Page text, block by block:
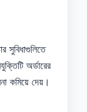
সুবিধাগুলিতে
অর্ডারের
কমিয়ে দেয়।